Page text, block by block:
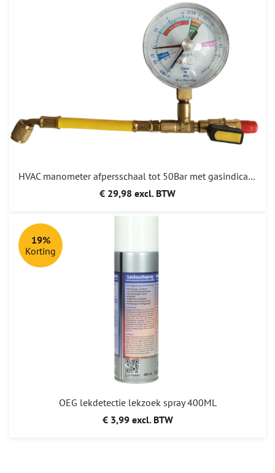
HVAC manometer afpersschaal tot 50Bar met gasindicatie tbv stikstof en formeergas
€ 29,98 excl. BTW
19%
Korting
OEG lekdetectie lekzoek spray 400ML
€ 3,99 excl. BTW